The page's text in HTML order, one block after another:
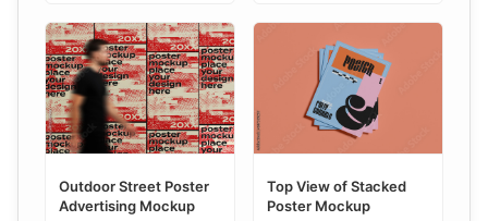
collection for nursery,
wedding and surface
design
Outdoor Street Poster
Advertising Mockup
Top View of Stacked
Poster Mockup